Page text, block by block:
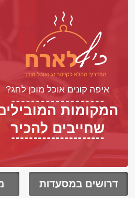
איפה קונים אוכל מוכן לחג?
המקומות
שחייבים להכיר
דרושים במסעדות